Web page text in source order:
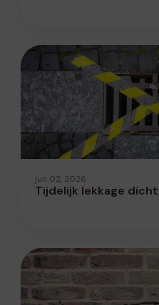
jun 02, 2026
Tijdelijk lekkage